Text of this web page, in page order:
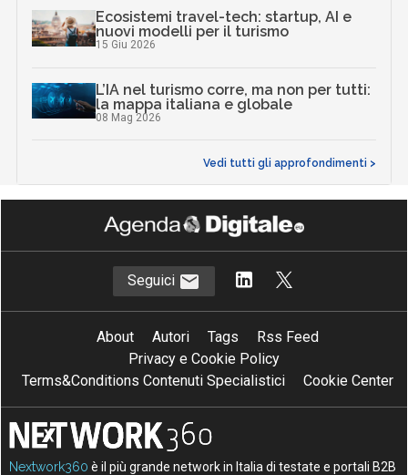
Ecosistemi travel-tech: startup, AI e
nuovi modelli per il turismo
15 Giu 2026
L’IA nel turismo corre, ma non per tutti:
la mappa italiana e globale
08 Mag 2026
Vedi tutti gli approfondimenti >
Seguici
About Autori Tags
Rss Feed
Privacy e Cookie Policy
Terms&Conditions Contenuti Specialistici
Cookie Center
Nextwork360 è il più grande network in Italia di testate e portali B2B